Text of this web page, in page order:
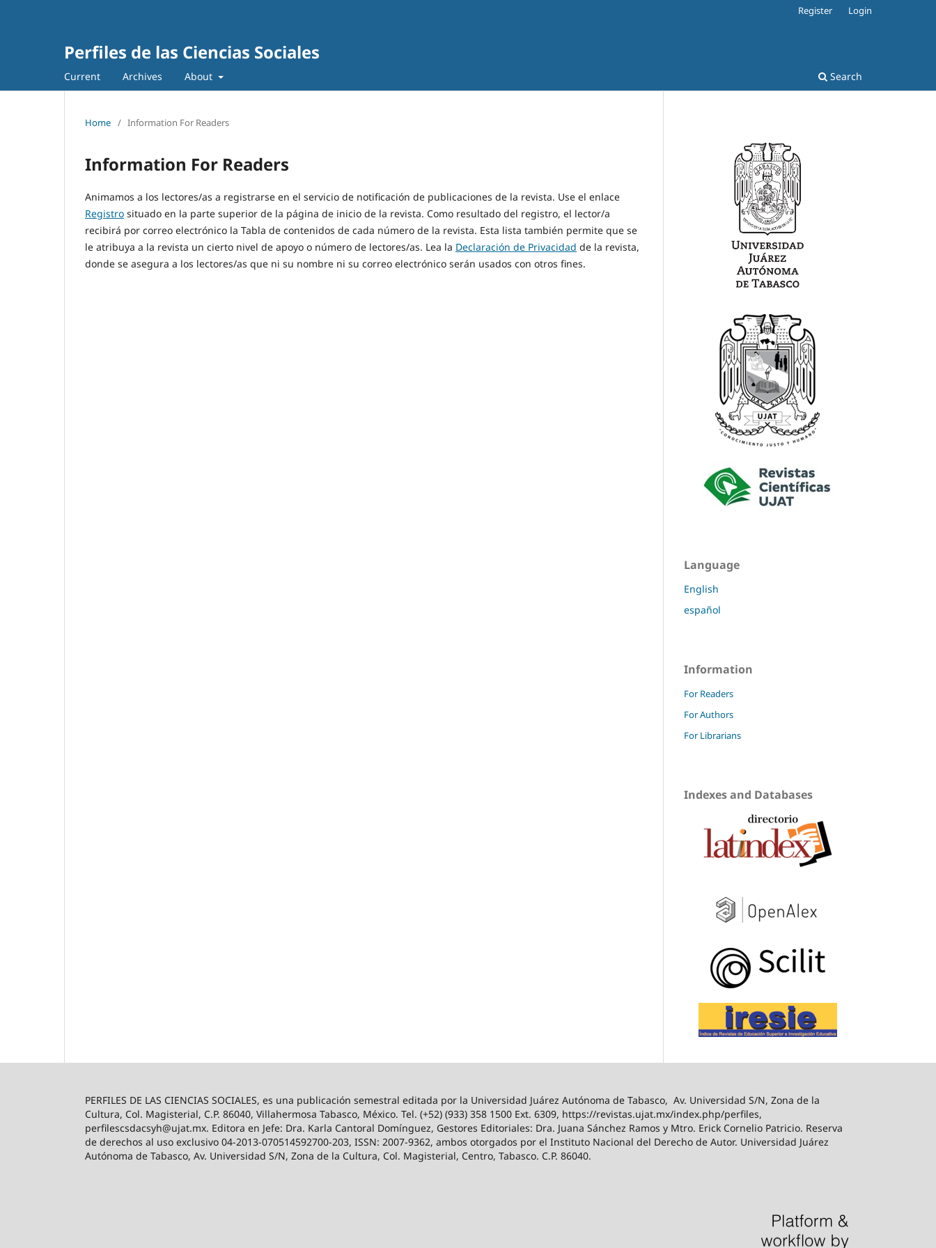
Perfiles de las Ciencias Sociales
Current Archives About Search
Register Login
Home / Information For Readers
Information For Readers
Animamos a los lectores/as a registrarse en el servicio de notificación de publicaciones de la revista. Use el enlace
Registro situado en la parte superior de la página de inicio de la revista. Como resultado del registro, el lector/a
recibirá por correo electrónico la Tabla de contenidos de cada número de la revista. Esta lista también permite que se
le atribuya a la revista un cierto nivel de apoyo o número de lectores/as. Lea la Declaración de Privacidad de la revista,
donde se asegura a los lectores/as que ni su nombre ni su correo electrónico serán usados con otros fines.
Language
English
español
Information
For Readers
For Authors
For Librarians
Indexes and Databases
PERFILES DE LAS CIENCIAS SOCIALES, es una publicación semestral editada por la Universidad Juárez Autónoma de Tabasco, Av. Universidad S/N, Zona de la
Cultura, Col. Magisterial, C.P. 86040, Villahermosa Tabasco, México. Tel. (+52) (933) 358 1500 Ext. 6309, https://revistas.ujat.mx/index.php/perfiles,
perfilescsdacsyh@ujat.mx. Editora en Jefe: Dra. Karla Cantoral Domínguez, Gestores Editoriales: Dra. Juana Sánchez Ramos y Mtro. Erick Cornelio Patricio. Reserva
de derechos al uso exclusivo 04-2013-070514592700-203, ISSN: 2007-9362, ambos otorgados por el Instituto Nacional del Derecho de Autor. Universidad Juárez
Autónoma de Tabasco, Av. Universidad S/N, Zona de la Cultura, Col. Magisterial, Centro, Tabasco. C.P. 86040.